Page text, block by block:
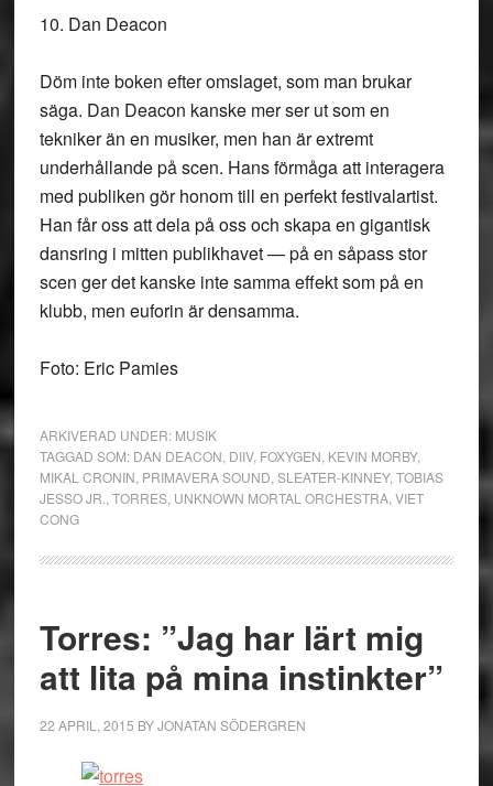
10. Dan Deacon
Döm inte boken efter omslaget, som man brukar
säga. Dan Deacon kanske mer ser ut som en
tekniker än en musiker, men han är extremt
underhållande på scen. Hans förmåga att interagera
med publiken gör honom till en perfekt festivalartist.
Han får oss att dela på oss och skapa en gigantisk
dansring i mitten publikhavet — på en såpass stor
scen ger det kanske inte samma effekt som på en
klubb, men euforin är densamma.
Foto: Eric Pamies
ARKIVERAD UNDER: MUSIK
TAGGAD SOM: DAN DEACON DIIV, FOXYGEN KEVIN MORBY,
MIKAL CRONIN PRIMAVERA SOUND SLEATER-KINNEY, TOBIAS
JESSO JR. TORRES, UNKNOWN MORTAL ORCHESTRA, VIET
CONG
Torres: ”Jag har lärt mig
att lita på mina instinkter”
22 APRIL, 2015 BYJONATAN SÖDERGREN